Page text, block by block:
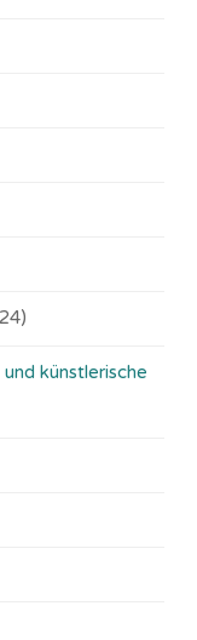
künstlerische